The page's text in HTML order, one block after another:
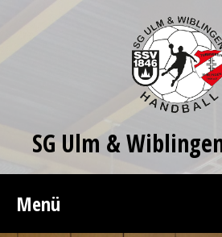
SG Ulm &
Menü